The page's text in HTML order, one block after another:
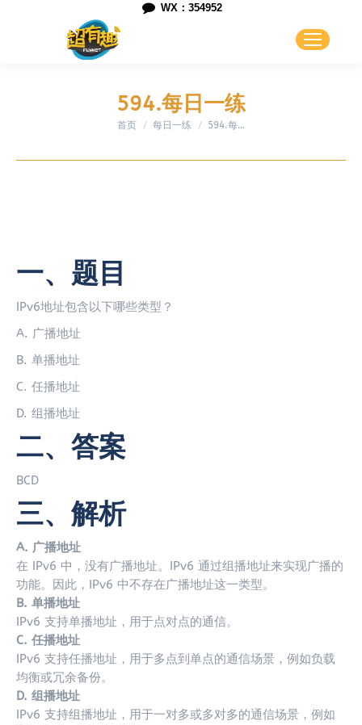
WX：354952
594.每日一练
您在这里：
首页 每日一练 594.每…
一、题目
IPv6地址包含以下哪些类型？
A. 广播地址
B. 单播地址
C. 任播地址
D. 组播地址
二、答案
BCD
三、解析
A. 广播地址
在 IPv6 中，没有广播地址。IPv6 通过组播地址来实现广播的
功能。因此，IPv6 中不存在广播地址这一类型。
B. 单播地址
IPv6 支持单播地址，用于点对点的通信。
C. 任播地址
IPv6 支持任播地址，用于多点到单点的通信场景，例如负载
均衡或冗余备份。
D. 组播地址
IPv6 支持组播地址，用于一对多或多对多的通信场景，例如